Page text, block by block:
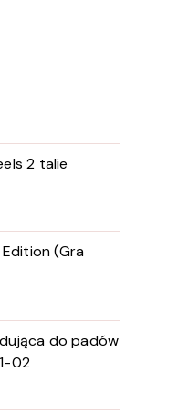
2 talie
Edition (Gra
do padów
02